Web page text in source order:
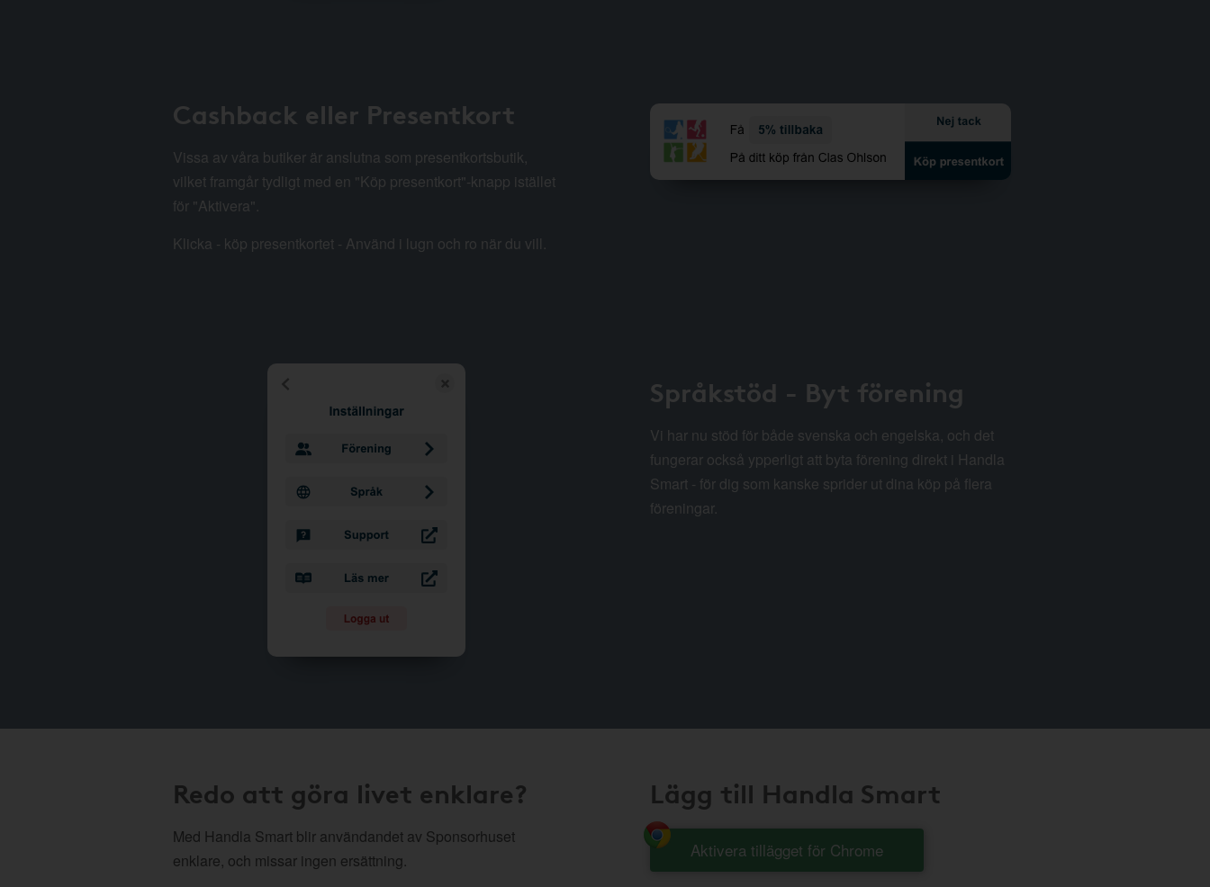
Cashback eller Presentkort
Vissa av våra butiker är anslutna som presentkortsbutik,
vilket framgår tydligt med en "Köp presentkort"-knapp istället
för "Aktivera".
Klicka - köp presentkortet - Använd i lugn och ro när du vill.
Språkstöd - Byt förening
Vi har nu stöd för både svenska och engelska, och det
fungerar också ypperligt att byta förening direkt i Handla
Smart - för dig som kanske sprider ut dina köp på flera
föreningar.
Redo att göra livet enklare?
Med Handla Smart blir användandet av Sponsorhuset
enklare, och missar ingen ersättning.
Lägg till Handla Smart
Aktivera tillägget för Chrome